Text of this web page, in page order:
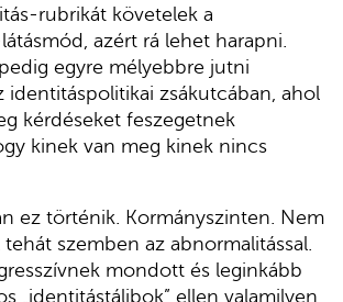
rubrikát követelek a
azért rá lehet harapni.
egyre mélyebbre jutni
identitáspolitikai zsákutcában, ahol
kérdéseket feszegetnek
kinek van meg kinek nincs
ez történik. Kormányszinten. Nem
szemben az abnormalitással.
mondott és leginkább
„identitástálibok” ellen valamilyen